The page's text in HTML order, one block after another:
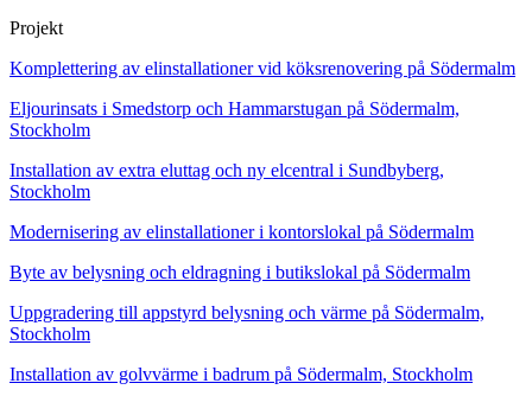
Projekt
Komplettering av elinstallationer vid köksrenovering på Södermalm
Eljourinsats i Smedstorp och Hammarstugan på Södermalm,
Stockholm
Installation av extra eluttag och ny elcentral i Sundbyberg,
Stockholm
Modernisering av elinstallationer i kontorslokal på Södermalm
Byte av belysning och eldragning i butikslokal på Södermalm
Uppgradering till appstyrd belysning och värme på Södermalm,
Stockholm
Installation av golvvärme i badrum på Södermalm, Stockholm